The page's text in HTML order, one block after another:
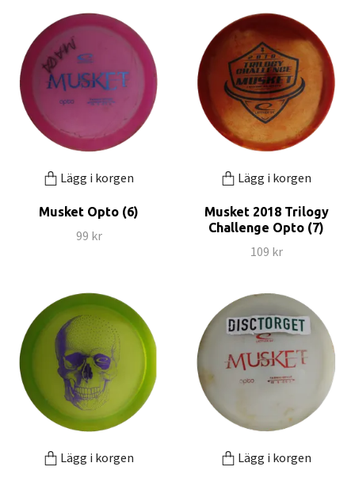
Lägg i korgen
Musket Opto (6)
99 kr
Lägg i korgen
Musket 2018 Trilogy
Challenge Opto (7)
109 kr
Lägg i korgen Lägg i korgen